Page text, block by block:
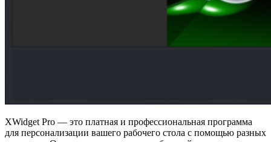
XWidget Pro — это платная и профессиональная программа
для персонализации вашего рабочего стола с помощью разных